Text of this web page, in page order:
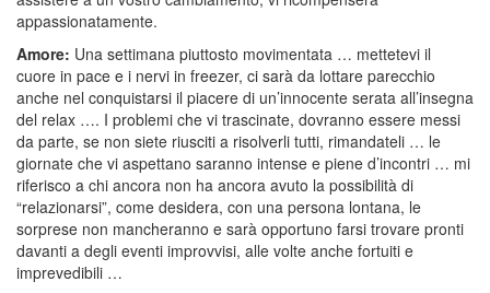
appassionatamente.
Amore: Una settimana piuttosto movimentata … mettetevi il
cuore in pace e i nervi in freezer, ci sarà da lottare parecchio
anche nel conquistarsi il piacere di un’innocente serata all’insegna
del relax …. I problemi che vi trascinate, dovranno essere messi
da parte, se non siete riusciti a risolverli tutti, rimandateli … le
giornate che vi aspettano saranno intense e piene d’incontri … mi
riferisco a chi ancora non ha ancora avuto la possibilità di
“relazionarsi”, come desidera, con una persona lontana, le
sorprese non mancheranno e sarà opportuno farsi trovare pronti
davanti a degli eventi improvvisi, alle volte anche fortuiti e
imprevedibili …